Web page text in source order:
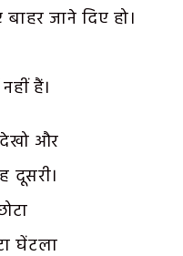
जाने दिए हो।
हैं।
और
दूसरी।
घेंटला